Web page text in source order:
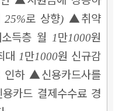
25%로 상향) ▲취약
득층 월 1만1000원
대 1만1000원 신규감
인하 ▲신용카드사를
카드 결제수수료 경